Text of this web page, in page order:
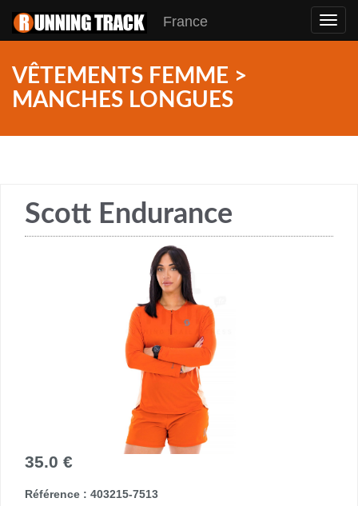
France
VÊTEMENTS FEMME >
MANCHES LONGUES
Scott Endurance
35.0 €
Référence : 403215-7513